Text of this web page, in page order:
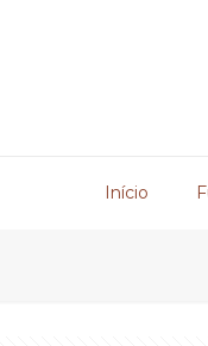
Início